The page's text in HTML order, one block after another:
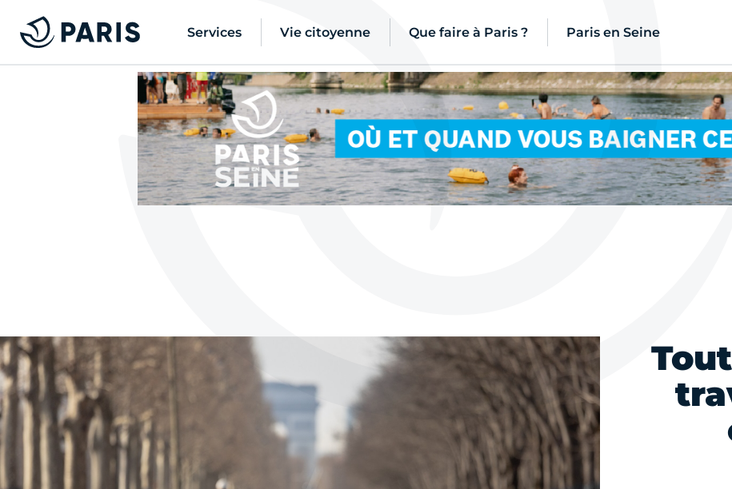
Services Vie citoyenne Que faire à Paris ? Paris en Seine